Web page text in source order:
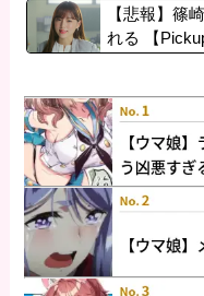
【悲報】篠
れる 【